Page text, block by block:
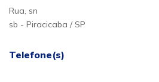
Rua, sn
sb - Piracicaba / SP
Telefone(s)